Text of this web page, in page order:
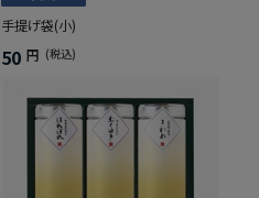
手提げ袋(小)
50 円 (税込)